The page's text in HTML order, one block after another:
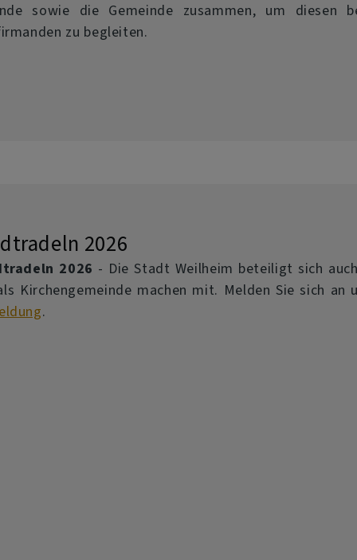
sowie die Gemeinde zusammen, um diesen
zu begleiten.
2026
2026 - Die Stadt Weilheim beteiligt sich
Kirchengemeinde machen mit. Melden Sie sich
.